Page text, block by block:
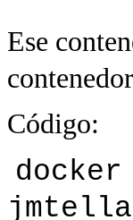
Ese
Código: